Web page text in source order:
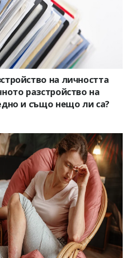
на личността
разстройство на
и също нещо ли са?